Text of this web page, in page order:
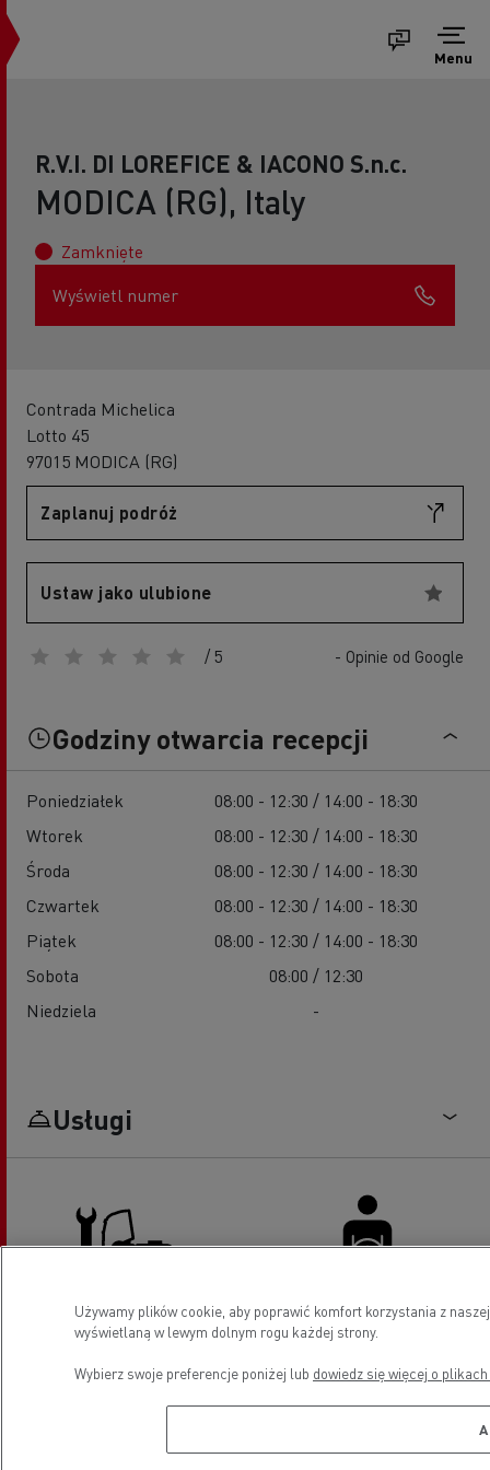
Menu
R.V.I. DI LOREFICE & IACONO S.n.c.
MODICA (RG), Italy
Zamknięte
Wyświetl numer
Contrada Michelica
Lotto 45
97015 MODICA (RG)
Zaplanuj podróż
Ustaw jako ulubione
/ 5 - Opinie od Google
Godziny otwarcia recepcji
Poniedziałek
08:00 - 12:30 / 14:00 - 18:30
Wtorek
08:00 - 12:30 / 14:00 - 18:30
Środa
08:00 - 12:30 / 14:00 - 18:30
Czwartek
08:00 - 12:30 / 14:00 - 18:30
Piątek
08:00 - 12:30 / 14:00 - 18:30
Sobota
08:00 / 12:30
Niedziela
-
Usługi
Serwis i naprawa pojazdów
Udogodnienia dla kierowców
Używamy plików cookie, aby poprawić komfort korzystania z
wyświetlaną w lewym dolnym rogu każdej strony.
Wybierz swoje preferencje poniżej lub dowiedz się więcej o